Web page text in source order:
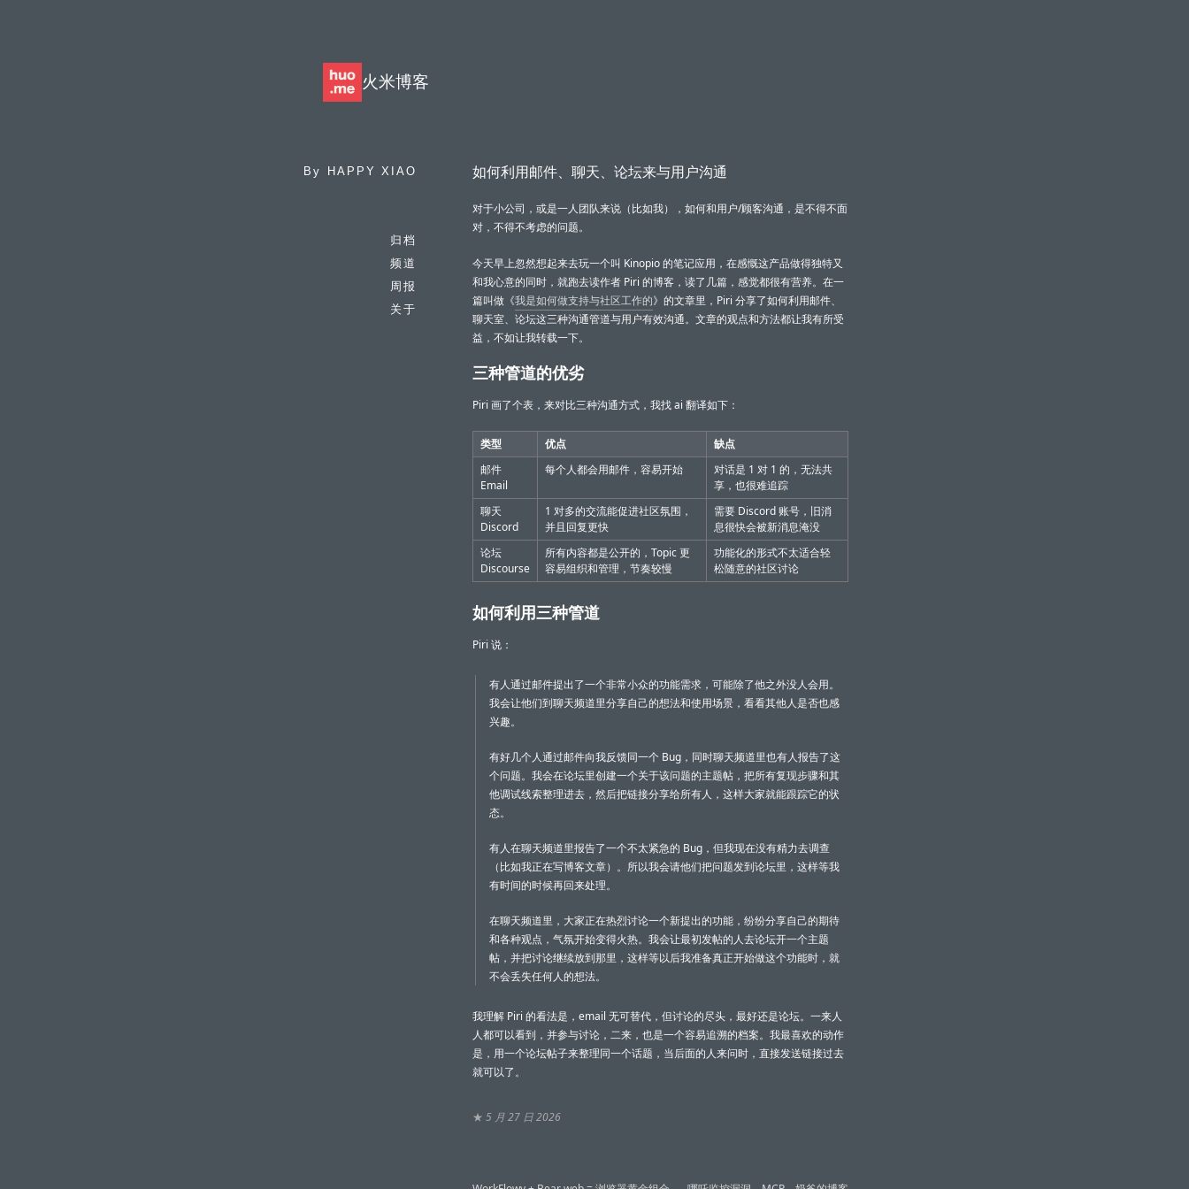
火米博客
By HAPPY XIAO
归档
频道
周报
关于
如何利用邮件、聊天、论坛来与用户沟通
对于小公司，或是一人团队来说（比如我），如何和用户/顾客沟通，是不得不面
对，不得不考虑的问题。
今天早上忽然想起来去玩一个叫 Kinopio 的笔记应用，在感慨这产品做得独特又
和我心意的同时，就跑去读作者 Piri 的博客，读了几篇，感觉都很有营养。在一
篇叫做《我是如何做支持与社区工作的》的文章里，Piri 分享了如何利用邮件、
聊天室、论坛这三种沟通管道与用户有效沟通。文章的观点和方法都让我有所受
益，不如让我转载一下。
三种管道的优劣
Piri 画了个表，来对比三种沟通方式，我找 ai 翻译如下：
类型 优点
缺点
邮件
Email
每个人都会用邮件，容易开始
对话是 1 对 1 的，无法共
享，也很难追踪
聊天
Discord
1 对多的交流能促进社区氛围，
并且回复更快
需要 Discord 账号，旧消
息很快会被新消息淹没
论坛
Discourse
所有内容都是公开的，Topic 更
容易组织和管理，节奏较慢
功能化的形式不太适合轻
松随意的社区讨论
如何利用三种管道
Piri 说：
有人通过邮件提出了一个非常小众的功能需求，可能除了他之外没人会用。
我会让他们到聊天频道里分享自己的想法和使用场景，看看其他人是否也感
兴趣。
有好几个人通过邮件向我反馈同一个 Bug，同时聊天频道里也有人报告了这
个问题。我会在论坛里创建一个关于该问题的主题帖，把所有复现步骤和其
他调试线索整理进去，然后把链接分享给所有人，这样大家就能跟踪它的状
态。
有人在聊天频道里报告了一个不太紧急的 Bug，但我现在没有精力去调查
（比如我正在写博客文章）。所以我会请他们把问题发到论坛里，这样等我
有时间的时候再回来处理。
在聊天频道里，大家正在热烈讨论一个新提出的功能，纷纷分享自己的期待
和各种观点，气氛开始变得火热。我会让最初发帖的人去论坛开一个主题
帖，并把讨论继续放到那里，这样等以后我准备真正开始做这个功能时，就
不会丢失任何人的想法。
我理解 Piri 的看法是，email 无可替代，但讨论的尽头，最好还是论坛。一来人
人都可以看到，并参与讨论，二来，也是一个容易追溯的档案。我最喜欢的动作
是，用一个论坛帖子来整理同一个话题，当后面的人来问时，直接发送链接过去
就可以了。
★ 5 月 27 日 2026